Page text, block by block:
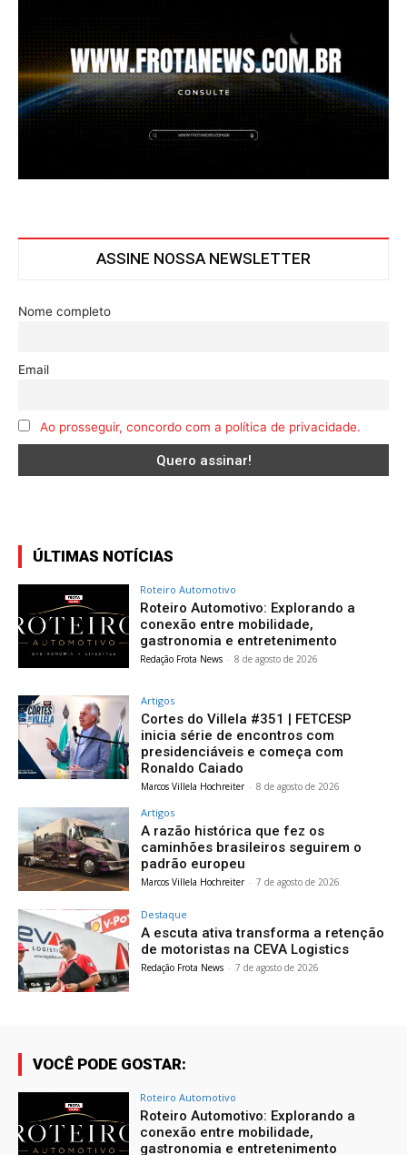
ASSINE NOSSA NEWSLETTER
Nome completo
Email
Ao prosseguir, concordo com a política de privacidade.
ÚLTIMAS NOTÍCIAS
Roteiro Automotivo
Roteiro Automotivo: Explorando a
conexão entre mobilidade,
gastronomia e entretenimento
Redação Frota News - 8 de agosto de 2026
Artigos
Cortes do Villela #351 | FETCESP
inicia série de encontros com
presidenciáveis e começa com
Ronaldo Caiado
Marcos Villela Hochreiter - 8 de agosto de 2026
Artigos
A razão histórica que fez os
caminhões brasileiros seguirem o
padrão europeu
Marcos Villela Hochreiter - 7 de agosto de 2026
Destaque
A escuta ativa transforma a retenção
de motoristas na CEVA Logistics
Redação Frota News - 7 de agosto de 2026
VOCÊ PODE GOSTAR:
Roteiro Automotivo
Roteiro Automotivo: Explorando a
conexão entre mobilidade,
gastronomia e entretenimento